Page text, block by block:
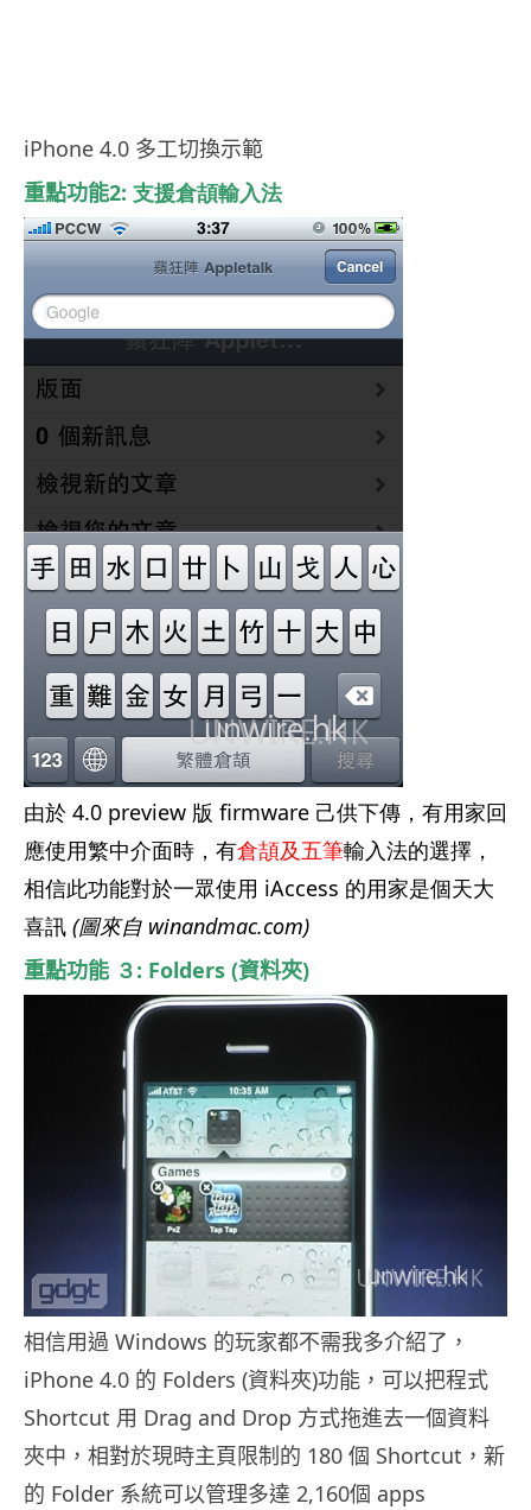
iPhone 4.0 多工切換示範
重點功能2: 支援倉頡輸入法
由於 4.0 preview 版 firmware 己供下傳，有用家回
應使用繁中介面時，有倉頡及五筆輸入法的選擇，
相信此功能對於一眾使用 iAccess 的用家是個天大
喜訊 (圖來自 winandmac.com)
重點功能 ３: Folders (資料夾)
相信用過 Windows 的玩家都不需我多介紹了，
iPhone 4.0 的 Folders (資料夾)功能，可以把程式
Shortcut 用 Drag and Drop 方式拖進去一個資料
夾中，相對於現時主頁限制的 180 個 Shortcut ，新
的 Folder 系統可以管理多達 2,160個 apps